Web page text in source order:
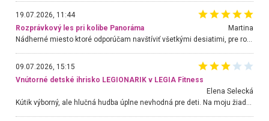
19.07.2026, 11:44
Rozprávkový les pri kolibe Panoráma
Martina
Nádherné miesto ktoré odporúčam navštíviť všetkými desiatimi, pre rodiny s deťmi, dôchodcom... Proste a jednoducho ozaj rozprávkový les.. určite ešte prídeme. Odniesli sme si na pamiatku krásne tričká,
09.07.2026, 15:15
Vnútorné detské ihrisko LEGIONARIK v LEGIA Fitness
Elena Selecká